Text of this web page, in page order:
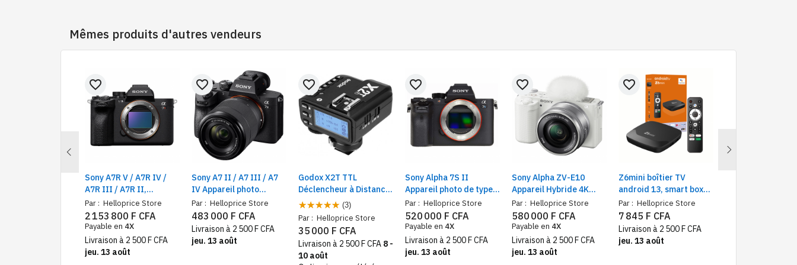
Mêmes produits d'autres vendeurs
Previous
Sony A7R V / A7R IV /
A7R III / A7R II,
Appareil Photo Hybride
Par : Helloprice Store
favorite_border
2 153 800 F CFA
Payable en 4X
Livraison à 2 500 F CFA
jeu. 13 août
Sony A7 II / A7 III / A7
IV Appareil photo
hybride plein format
Par : Helloprice Store
favorite_border
483 000 F CFA
Livraison à 2 500 F CFA
jeu. 13 août
Godox X2T TTL
Déclencheur à Distance
pour camera DSL,
1/8000s, HSS
(3)
Par : Helloprice Store
favorite_border
35 000 F CFA
Livraison à 2 500 F CFA 8 -
10 août
Sony Alpha 7S II
Appareil photo de type E
avec capteur plein
format.
Par : Helloprice Store
favorite_border
520 000 F CFA
Payable en 4X
Livraison à 2 500 F CFA
jeu. 13 août
Sony Alpha ZV-E10
Appareil Hybride 4K
pour Vlog | Capteur
APS-C 24.2MP |
Autofocus Rapide,
Écran Orientable, Wi-Fii
Par : Helloprice Store
favorite_border
580 000 F CFA
Payable en 4X
Livraison à 2 500 F CFA
jeu. 13 août
Z6mini boîtier TV
android 13, smart box
4K – décodeur smart TV
4K wifi et bluetooth,
streaming 4K UHD et
télécommande
Par : Helloprice Store
favorite_border
7 845 F CFA
Livraison à 2 500 F CFA
jeu. 13 août
Next